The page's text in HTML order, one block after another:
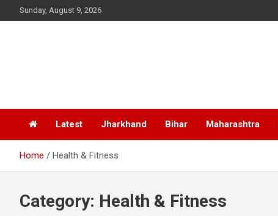
to
Sunday, August 9, 2026
Latest Jharkhand Bihar Maharashtra
Home Health & Fitness
Category: Health & Fitness